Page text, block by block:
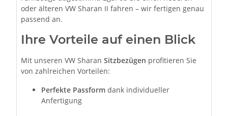
oder älteren VW Sharan II fahren – wir fertigen genau
passend an.
Ihre Vorteile auf einen Blick
Mit unseren VW Sharan Sitzbezügen profitieren Sie
von zahlreichen Vorteilen:
Perfekte Passform dank individueller
Anfertigung